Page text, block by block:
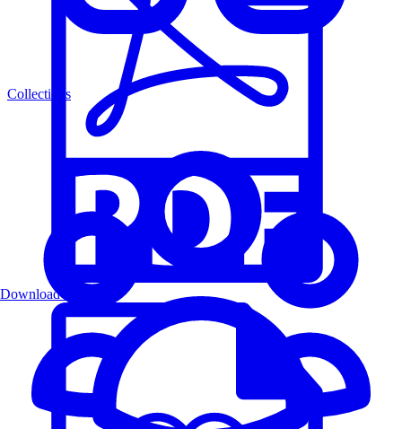
Collections
Download PDF